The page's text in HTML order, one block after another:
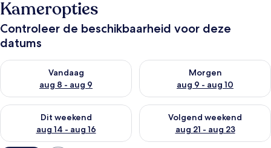
Kameropties
Controleer de beschikbaarheid voor deze
datums
Vandaag
aug 8 - aug 9
De beschikbaarheid controleren voor vanavond aug 8 - aug 9
Morgen
aug 9 - aug 10
De beschikbaarheid
Dit weekend
aug 14 - aug 16
De beschikbaarheid controleren voor dit weekend aug 14 -
Volgend weekend
aug 21 - aug 23
De beschikbaarheid